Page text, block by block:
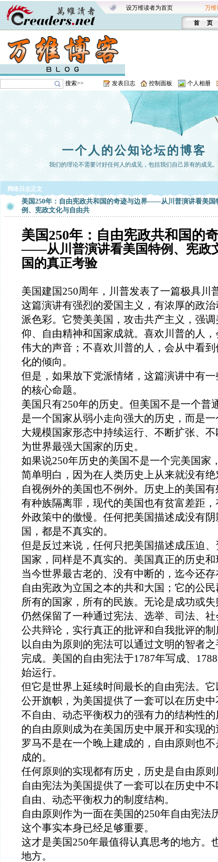
设万维读者为首页 万维
首 页
搜索>> 发表日志 控制面板 个人相册
一个人的公知论坛的博客
我们的理论不需要讨好任何人的成见，包括我们自己原有的成见。
网络日志正文
美国250年：自由宪政共和国的奇迹与边界——从川普演讲看美国
例、宪政文化与自由共
美国250年：自由宪政共和国的
——从川普演讲看美国特例、宪政
国的真正考验
美国建国 250周年，川普发表了一篇极具川
这篇演讲有强烈的爱国主义，有浓厚的政
派色彩。它赞美美国，攻击共产主义，强
仰、自由精神和国家成就。喜欢川普的人
伟大的声音；不喜欢川普的人，会从中看
化的倾向。
但是，如果放下党派情绪，这篇演讲中有一
的核心命题。
美国 只有250年的历史 。但美国不是一个普
是一个国家从弱小走向强大的历史，而是
大规模国家形态中持续运行、不断扩张、
为世界最强大国家的历史。
如果说250年历史的美国不是一个完美国家
简单明白， 因为在人类历史上从来就没有
自视例外的美国也不例外。 历史上的美国有
有种族隔离罪 ， 现代的美国也有贫富差距
外政策中的傲慢。任何把美国描述成没有
国，都是不真实的。
但是反过来说，任何只把美国描述成压迫
国家，同样是不真实的。美国真正的历史和
当今世界最古老的、没有中断的，迄今还
自由宪政为立国之本的共和大国；它的公
所有的国家，所有的民族。 无论是成功或
仍然保留了一种通过宪法、选举、司法、
公共辩论 ，实行真正的批评和自我批评的制
以自由为原则的宪法可以通过文明的智者
完成。美国 的自由宪法于1787年写成、 1788
始运行。
但它是世界上延续时间最长的自由宪法。 它
公开旗帜，为美国提供了一套可以在历史
不自由、动态平衡权力的强有力的结构性
的自由原则成为在美国历史中展开和实现
罗马不是在一个晚上建成的，自由原则也
成的。
任何原则的实现都有历史，历史是自由原
自由宪法为美国提供了一套可以在历史中
自由、动态平衡权力的制度结构。
自由原则作为一面在美国的250年自由宪法
这个事实本身已经足够重要。
这才是美国 250年最值得认真思考的地方。
地方。